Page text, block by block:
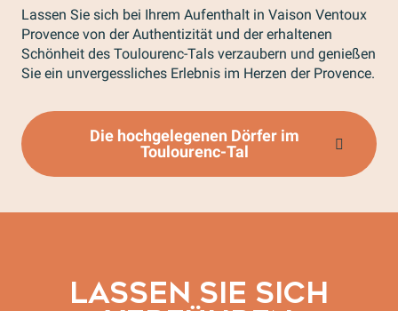
Lassen Sie sich bei Ihrem Aufenthalt in Vaison Ventoux
Provence von der Authentizität und der erhaltenen
Schönheit des Toulourenc-Tals verzaubern und genießen
Sie ein unvergessliches Erlebnis im Herzen der Provence.
Die hochgelegenen Dörfer im
Toulourenc-Tal
LASSEN SIE SICH